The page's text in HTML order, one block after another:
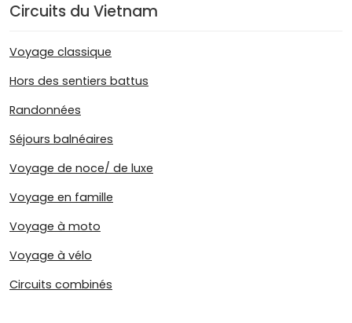
Circuits du Vietnam
Voyage classique
Hors des sentiers battus
Randonnées
Séjours balnéaires
Voyage de noce/ de luxe
Voyage en famille
Voyage à moto
Voyage à vélo
Circuits combinés